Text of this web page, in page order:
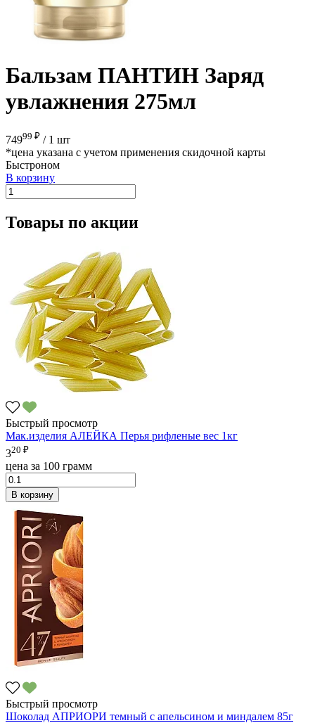
Бальзам ПАНТИН Заряд
увлажнения 275мл
74999 ₽ / 1 шт
*цена указана с учетом применения скидочной карты
Быстроном
В корзину
Товары по акции
Быстрый просмотр
Мак.изделия АЛЕЙКА Перья рифленые вес 1кг
320 ₽
цена за 100 грамм
В корзину
Быстрый просмотр
Шоколад АПРИОРИ темный с апельсином и миндалем 85г